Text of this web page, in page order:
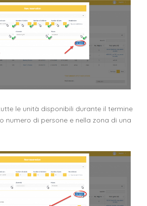
le unità disponibili durante il termine
numero di persone e nella zona di una